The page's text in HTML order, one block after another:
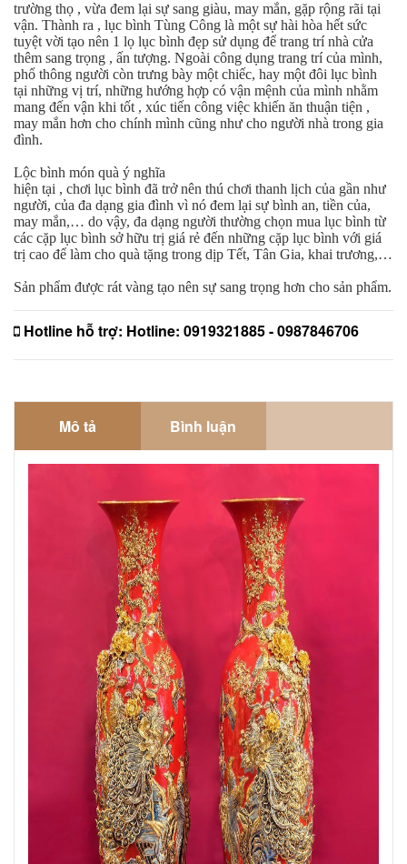
trường thọ , vừa đem lại sự sang giàu, may mắn, gặp rộng rãi tại
vận. Thành ra , lục bình Tùng Công là một sự hài hòa hết sức
tuyệt vời tạo nên 1 lọ lục bình đẹp sử dụng để trang trí nhà cửa
thêm sang trọng , ấn tượng. Ngoài công dụng trang trí của mình,
phổ thông người còn trưng bày một chiếc, hay một đôi lục bình
tại những vị trí, những hướng hợp có vận mệnh của mình nhằm
mang đến vận khi tốt , xúc tiến công việc khiến ăn thuận tiện ,
may mắn hơn cho chính mình cũng như cho người nhà trong gia
đình.
Lộc bình món quà ý nghĩa
hiện tại , chơi lục bình đã trở nên thú chơi thanh lịch của gần như
người, của đa dạng gia đình vì nó đem lại sự bình an, tiền của,
may mắn,… do vậy, đa dạng người thường chọn mua lục bình từ
các cặp lục bình sở hữu trị giá rẻ đến những cặp lục bình với giá
trị cao để làm cho quà tặng trong dịp Tết, Tân Gia, khai trương,…
Sản phẩm được rát vàng tạo nên sự sang trọng hơn cho sản phẩm.
Hotline hỗ trợ: Hotline: 0919321885 - 0987846706
Mô tả Bình luận